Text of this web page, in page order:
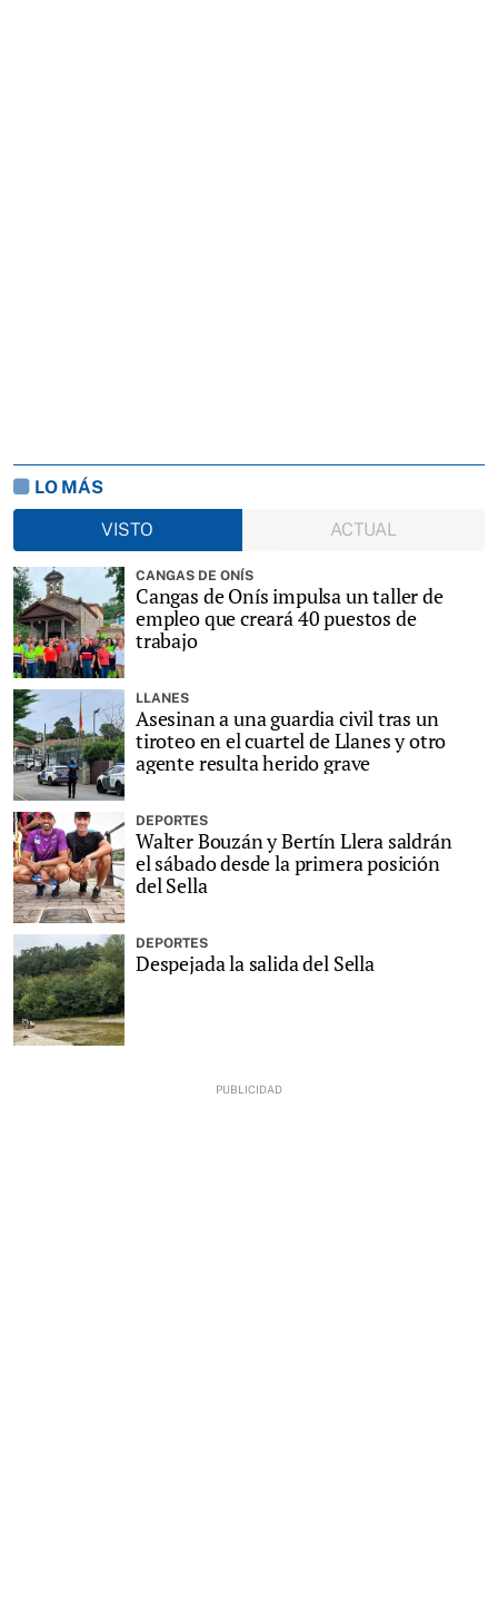
LO MÁS
VISTO
ACTUAL
CANGAS DE ONÍS
Cangas de Onís impulsa un taller de
empleo que creará 40 puestos de
trabajo
LLANES
Asesinan a una guardia civil tras un
tiroteo en el cuartel de Llanes y otro
agente resulta herido grave
DEPORTES
Walter Bouzán y Bertín Llera saldrán
el sábado desde la primera posición
del Sella
DEPORTES
Despejada la salida del Sella